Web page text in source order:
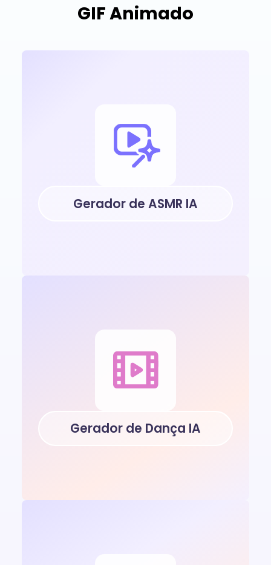
GIF Animado
Gerador de ASMR IA
Gerador de Dança IA